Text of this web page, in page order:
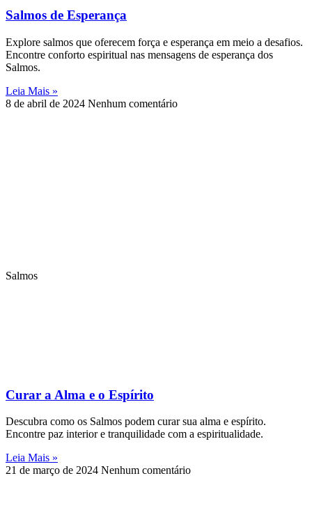
Salmos de Esperança
Explore salmos que oferecem força e esperança em meio a desafios.
Encontre conforto espiritual nas mensagens de esperança dos
Salmos.
Leia Mais »
8 de abril de 2024 Nenhum comentário
Salmos
Curar a Alma e o Espírito
Descubra como os Salmos podem curar sua alma e espírito.
Encontre paz interior e tranquilidade com a espiritualidade.
Leia Mais »
21 de março de 2024 Nenhum comentário